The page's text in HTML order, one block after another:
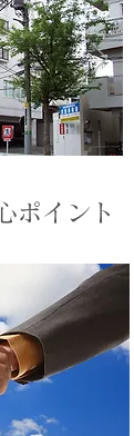
ポイント